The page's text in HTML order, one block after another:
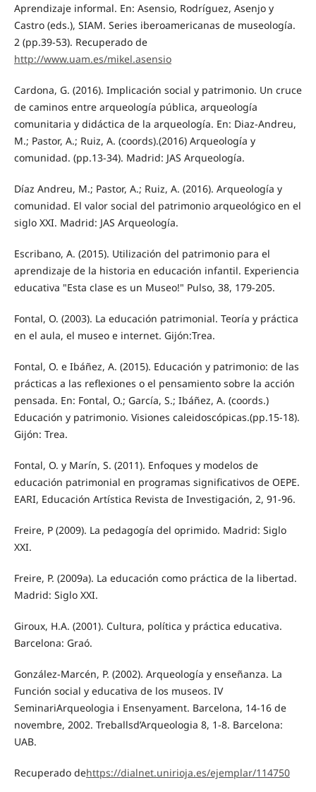
Aprendizaje informal. En: Asensio, Rodríguez, Asenjo y
Castro (eds.), SIAM. Series iberoamericanas de museología.
2 (pp.39-53). Recuperado de
http://www.uam.es/mikel.asensio
Cardona, G. (2016). Implicación social y patrimonio. Un cruce
de caminos entre arqueología pública, arqueología
comunitaria y didáctica de la arqueología. En: Diaz-Andreu,
M.; Pastor, A.; Ruiz, A. (coords).(2016) Arqueología y
comunidad. (pp.13-34). Madrid: JAS Arqueología.
Díaz Andreu, M.; Pastor, A.; Ruiz, A. (2016). Arqueología y
comunidad. El valor social del patrimonio arqueológico en el
siglo XXI. Madrid: JAS Arqueología.
Escribano, A. (2015). Utilización del patrimonio para el
aprendizaje de la historia en educación infantil. Experiencia
educativa "Esta clase es un Museo!" Pulso, 38, 179-205.
Fontal, O. (2003). La educación patrimonial. Teoría y práctica
en el aula, el museo e internet. Gijón:Trea.
Fontal, O. e Ibáñez, A. (2015). Educación y patrimonio: de las
prácticas a las reflexiones o el pensamiento sobre la acción
pensada. En: Fontal, O.; García, S.; Ibáñez, A. (coords.)
Educación y patrimonio. Visiones caleidoscópicas.(pp.15-18).
Gijón: Trea.
Fontal, O. y Marín, S. (2011). Enfoques y modelos de
educación patrimonial en programas significativos de OEPE.
EARI, Educación Artística Revista de Investigación, 2, 91-96.
Freire, P (2009). La pedagogía del oprimido. Madrid: Siglo
XXI.
Freire, P. (2009a). La educación como práctica de la libertad.
Madrid: Siglo XXI.
Giroux, H.A. (2001). Cultura, política y práctica educativa.
Barcelona: Graó.
González-Marcén, P. (2002). Arqueología y enseñanza. La
Función social y educativa de los museos. IV
SeminariArqueologia i Ensenyament. Barcelona, 14-16 de
novembre, 2002. Treballsd’Arqueologia 8, 1-8. Barcelona:
UAB.
Recuperado dehttps://dialnet.unirioja.es/ejemplar/114750